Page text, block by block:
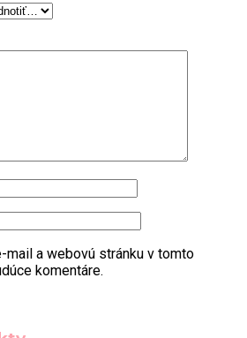
mail a webovú stránku v tomto
komentáre.